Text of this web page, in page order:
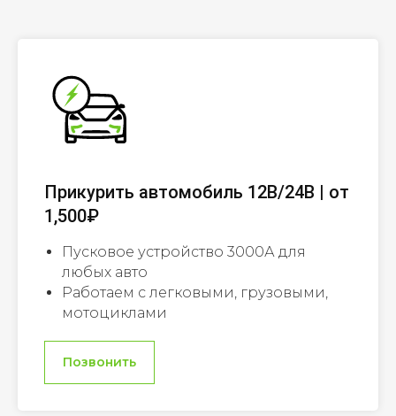
Прикурить автомобиль 12В/24В | от
1,500₽
Пусковое устройство 3000А для
любых авто
Работаем с легковыми, грузовыми,
мотоциклами
Позвонить